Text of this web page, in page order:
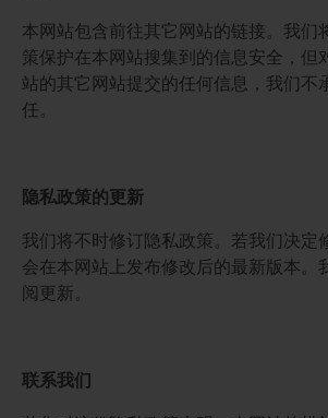
本网站包含前往其它网站的链接。我们
策保护在本网站搜集到的信息安全，但
站的其它网站提交的任何信息，我们不
任。
隐私政策的更新
我们将不时修订隐私政策。若我们决定
会在本网站上发布修改后的最新版本。
阅更新。
联系我们